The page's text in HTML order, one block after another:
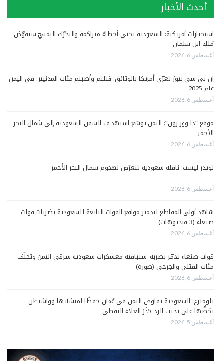
أحدث الأخبار
استخبارات أمريكية: السعودية تجني أخطاءً متراكمة والتحرّك اليمنيّ سيقوّض
مُلك ابن سلمان
أغسطس 6, 2026
إن بي سي نيوز تعرّي أمريكا بالوثائق: قتلتم وأصبتم مئات المدنيين في اليمن
عام 2025
أغسطس 6, 2026
موقع “ذا وور زون”: اليمن يوسّع استهداف السفن السعودية إلى شمال البحر
الأحمر
أغسطس 6, 2026
لويدز ليست: ناقلة سعودية تتعرّض لهجوم شمال البحر الأحمر
أغسطس 6, 2026
شاهد أولى المقاطع لتدمير مواقع القوات التابعة للسعودية بضربات قوات
صنعاء (3 فيديوهات)
أغسطس 6, 2026
قوات صنعاء تدمّر بضربة استباقية معسكرات سعودية شرقي اليمن وتخلّف
مئات القتلى والجرحى (صورة)
أغسطس 6, 2026
بلومبرغ: السعودية تفاوض اليمن في عُمان حفظًا لمنشآتها وواشنطن
تحُضُّها على تجنب الرد حَذَرَ الغلاء النفطي
أغسطس 5, 2026